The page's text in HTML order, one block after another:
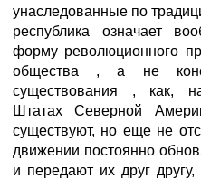
унаследованные по
республика означает
форму революционного
общества , а не
существования , как,
Штатах Северной
существуют, но еще не
движении постоянно
и передают их друг